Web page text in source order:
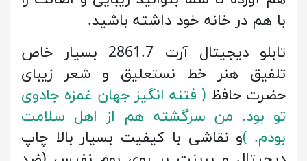
با هم در خانه خود داشته باشید.
تابلو دیجیتال آرت 2861.7 بسیار خاص
تلفیق هنر خط نستعلیق و شعر زیبای
حضرت حافظ ( فتنه انگیز جهان غمزه جادوی
تو بود. من سرگشته هم از اهل سلامت
بودم. )و نقاشی با کیفیت بسیار بالا چاپ